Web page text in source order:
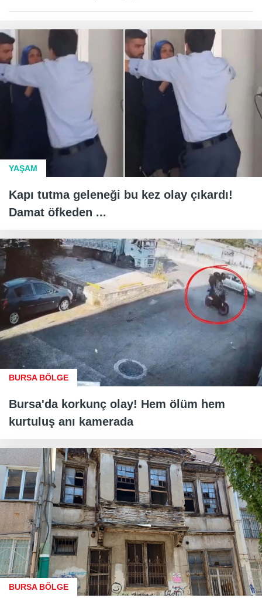
YAŞAM
Kapı tutma geleneği bu kez olay çıkardı!
Damat öfkeden ...
BURSA BÖLGE
Bursa'da korkunç olay! Hem ölüm hem
kurtuluş anı kamerada
BURSA BÖLGE